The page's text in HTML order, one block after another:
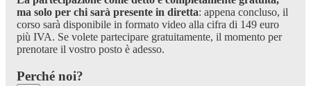
ma solo per chi sarà presente in diretta: appena concluso, il
corso sarà disponibile in formato video alla cifra di 149 euro
più IVA. Se volete partecipare gratuitamente, il momento per
prenotare il vostro posto è adesso.
Perché noi?